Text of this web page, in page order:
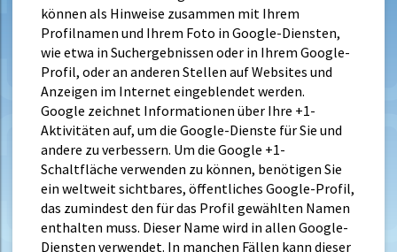
können als Hinweise zusammen mit Ihrem
Profilnamen und Ihrem Foto in Google-Diensten,
wie etwa in Suchergebnissen oder in Ihrem Google-
Profil, oder an anderen Stellen auf Websites und
Anzeigen im Internet eingeblendet werden.
Google zeichnet Informationen über Ihre +1-
Aktivitäten auf, um die Google-Dienste für Sie und
andere zu verbessern. Um die Google +1-
Schaltfläche verwenden zu können, benötigen Sie
ein weltweit sichtbares, öffentliches Google-Profil,
das zumindest den für das Profil gewählten Namen
enthalten muss. Dieser Name wird in allen Google-
Diensten verwendet. In manchen Fällen kann dieser